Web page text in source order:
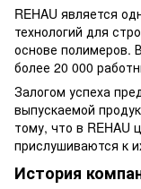
REHAU является
технологий для
основе полимеров.
более 20 000
Залогом успеха
выпускаемой
тому, что в REHAU
прислушиваются к
История